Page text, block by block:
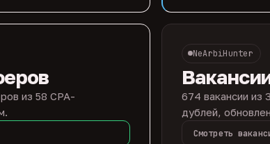
из 58 CPA-
NeArbiHunter
674 вакансии из
дублей,
Смотреть